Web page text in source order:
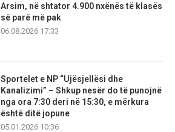
Arsim, në shtator 4.900 nxënës të klasës
së parë më pak
06.08.2026 17:33
Sportelet e NP “Ujësjellësi dhe
Kanalizimi” – Shkup nesër do të punojnë
nga ora 7:30 deri në 15:30, e mërkura
është ditë jopune
05.01.2026 10:36